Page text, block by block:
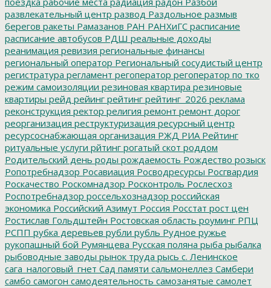
развлекательный центр развод Раздольное размыв
берегов ракеты Рамазанов РАН РАНХиГС расписание
расписание автобусов РДШ реальные доходы
реанимация ревизия региональные финансы
региональный оператор Региональный сосудистый центр
регистратура регламент регоператор регоператор по тко
режим самоизоляции резиновая квартира резиновые
квартиры рейд рейинг рейтинг рейтинг_2026 реклама
реконструкция ректор религия ремонт ремонт дорог
реорганизация реструктуризация ресурсный центр
ресурсоснабжающая организация РЖД РИА Рейтинг
ритуальные услуги рйтинг рогатый скот роддом
Родительский день роды рождаемость Рождество розыск
Ропотребнадзор Росавиация Росводресурсы Росгвардия
Роскачество Роскомнадзор Росконтроль Рослесхоз
Роспотребнадзор россельхознадзор российская
экономика Российский Азимут Россия Росстат рост цен
Ростислав Гольдштейн Ростовская область роуминг РПЦ
РСПП рубка деревьев рубли рубль Рудное ружье
рукопашный бой Румянцева Русская поляна рыба рыбалка
рыбоводные заводы рынок труда рысь с. Ленинское
сага_налоговый_гнет Сад памяти сальмонеллез Самбери
самбо самогон самодеятельность самозанятые самолет